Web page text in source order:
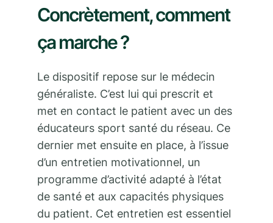
Concrètement, comment
ça marche ?
Le dispositif repose sur le médecin
généraliste. C’est lui qui prescrit et
met en contact le patient avec un des
éducateurs sport santé du réseau. Ce
dernier met ensuite en place, à l’issue
d’un entretien motivationnel, un
programme d’activité adapté à l’état
de santé et aux capacités physiques
du patient. Cet entretien est essentiel